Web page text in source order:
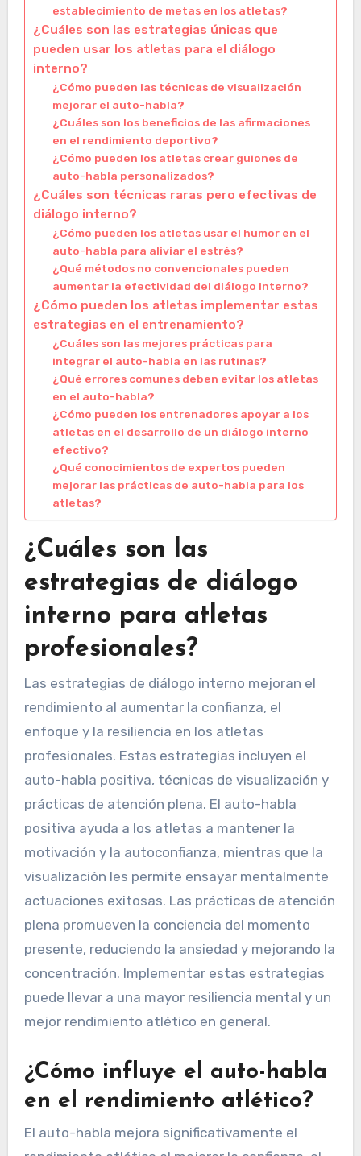
establecimiento de metas en los atletas?
¿Cuáles son las estrategias únicas que
pueden usar los atletas para el diálogo
interno?
¿Cómo pueden las técnicas de visualización
mejorar el auto-habla?
¿Cuáles son los beneficios de las afirmaciones
en el rendimiento deportivo?
¿Cómo pueden los atletas crear guiones de
auto-habla personalizados?
¿Cuáles son técnicas raras pero efectivas de
diálogo interno?
¿Cómo pueden los atletas usar el humor en el
auto-habla para aliviar el estrés?
¿Qué métodos no convencionales pueden
aumentar la efectividad del diálogo interno?
¿Cómo pueden los atletas implementar estas
estrategias en el entrenamiento?
¿Cuáles son las mejores prácticas para
integrar el auto-habla en las rutinas?
¿Qué errores comunes deben evitar los atletas
en el auto-habla?
¿Cómo pueden los entrenadores apoyar a los
atletas en el desarrollo de un diálogo interno
efectivo?
¿Qué conocimientos de expertos pueden
mejorar las prácticas de auto-habla para los
atletas?
¿Cuáles son las
estrategias de diálogo
interno para atletas
profesionales?
Las estrategias de diálogo interno mejoran el
rendimiento al aumentar la confianza, el
enfoque y la resiliencia en los atletas
profesionales. Estas estrategias incluyen el
auto-habla positiva, técnicas de visualización y
prácticas de atención plena. El auto-habla
positiva ayuda a los atletas a mantener la
motivación y la autoconfianza, mientras que la
visualización les permite ensayar mentalmente
actuaciones exitosas. Las prácticas de atención
plena promueven la conciencia del momento
presente, reduciendo la ansiedad y mejorando la
concentración. Implementar estas estrategias
puede llevar a una mayor resiliencia mental y un
mejor rendimiento atlético en general.
¿Cómo influye el auto-habla
en el rendimiento atlético?
El auto-habla mejora significativamente el